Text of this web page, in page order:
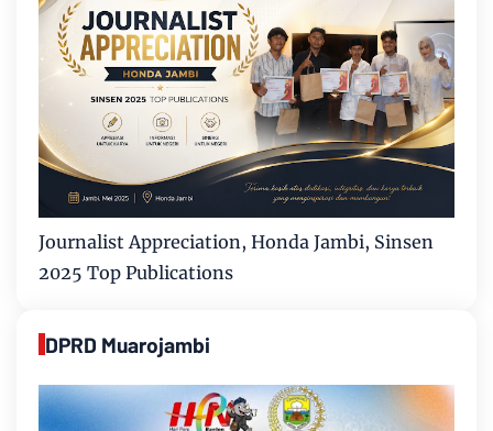
Journalist Appreciation, Honda Jambi, Sinsen
2025 Top Publications
DPRD Muarojambi